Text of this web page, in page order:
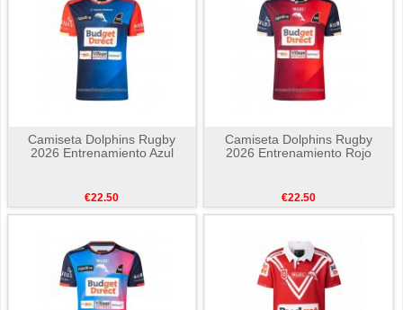
Camiseta Dolphins Rugby
2026 Entrenamiento Azul
€22.50
Camiseta Dolphins Rugby
2026 Entrenamiento Rojo
€22.50